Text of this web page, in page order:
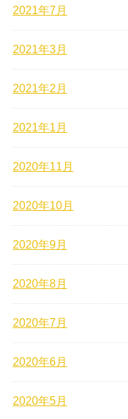
2021年7月
2021年3月
2021年2月
2021年1月
2020年11月
2020年10月
2020年9月
2020年8月
2020年7月
2020年6月
2020年5月